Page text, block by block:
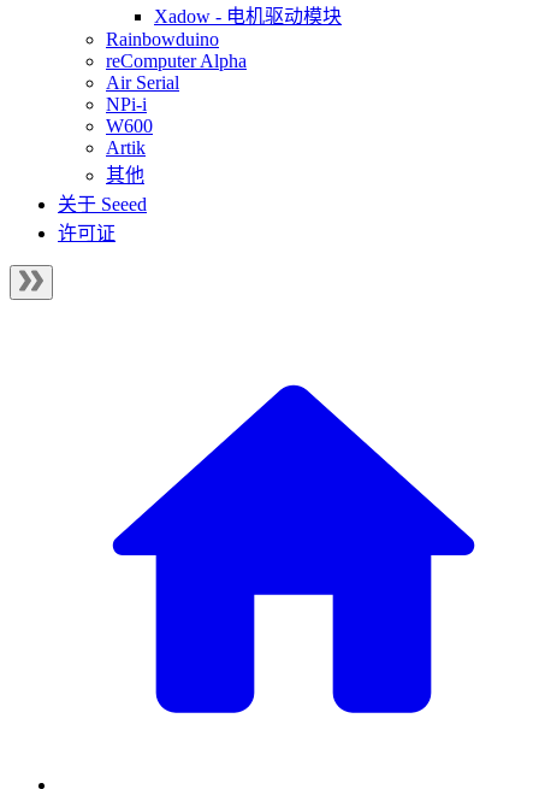
Xadow - 电机驱动模块
Rainbowduino
reComputer Alpha
Air Serial
NPi-i
W600
Artik
其他
关于 Seeed
许可证